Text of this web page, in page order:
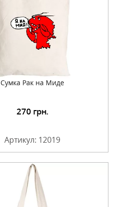
Сумка Рак на Миде
270 грн.
Артикул: 12019